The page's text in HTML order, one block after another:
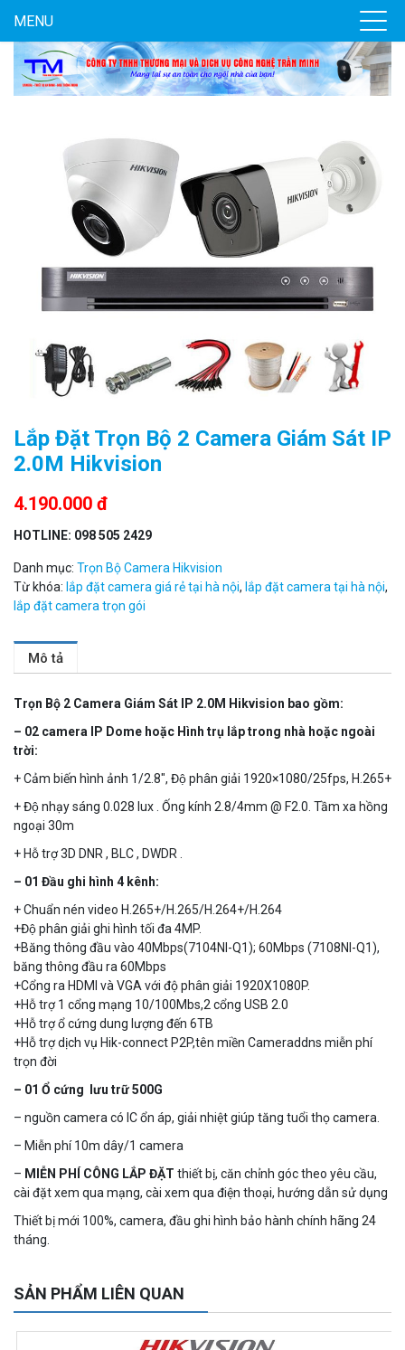
MENU
Lắp Đặt Trọn Bộ 2 Camera Giám Sát IP
2.0M Hikvision
4.190.000 đ
HOTLINE: 098 505 2429
Danh mục: Trọn Bộ Camera Hikvision
Từ khóa: lắp đặt camera giá rẻ tại hà nội, lắp đặt camera tại hà nội,
lắp đặt camera trọn gói
Mô tả
Trọn Bộ 2 Camera Giám Sát IP 2.0M Hikvision bao gồm:
– 02 camera IP Dome hoặc Hình trụ lắp trong nhà hoặc ngoài
trời:
+ Cảm biến hình ảnh 1/2.8″, Độ phân giải 1920×1080/25fps, H.265+
+ Độ nhạy sáng 0.028 lux . Ống kính 2.8/4mm @ F2.0. Tầm xa hồng
ngoại 30m
+ Hỗ trợ 3D DNR , BLC , DWDR .
– 01 Đầu ghi hình 4 kênh:
+ Chuẩn nén video H.265+/H.265/H.264+/H.264
+Độ phân giải ghi hình tối đa 4MP.
+Băng thông đầu vào 40Mbps(7104NI-Q1); 60Mbps (7108NI-Q1),
băng thông đầu ra 60Mbps
+Cổng ra HDMI và VGA với độ phân giải 1920X1080P.
+Hỗ trợ 1 cổng mạng 10/100Mbs,2 cổng USB 2.0
+Hỗ trợ ổ cứng dung lượng đến 6TB
+Hỗ trợ dịch vụ Hik-connect P2P,tên miền Cameraddns miễn phí
trọn đời
– 01 Ổ cứng lưu trữ 500G
– nguồn camera có IC ổn áp, giải nhiệt giúp tăng tuổi thọ camera.
– Miễn phí 10m dây/1 camera
– MIỄN PHÍ CÔNG LẮP ĐẶT thiết bị, căn chỉnh góc theo yêu cầu,
cài đặt xem qua mạng, cài xem qua điện thoại, hướng dẫn sử dụng
Thiết bị mới 100%, camera, đầu ghi hình bảo hành chính hãng 24
tháng.
SẢN PHẨM LIÊN QUAN
SSO100C
Liên hệ
MUA NGAY
Camera Wifi thông minh EZVIZ H6c Pro 3M 2K Tặng thẻ 64G
560.000 đ
Camera WiFi quay quét thông minh 2MP EZVIZ H8C
1.670.000 đ 909.000 đ
MUA NGAY
Camera WiFi EZVIZ H8C 2K 4MP tích hợp Ai thông minh